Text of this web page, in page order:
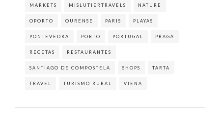
MARKETS MISLUTIERTRAVELS NATURE
OPORTO OURENSE PARIS PLAYAS
PONTEVEDRA PORTO PORTUGAL PRAGA
RECETAS RESTAURANTES
SANTIAGO DE COMPOSTELA SHOPS TARTA
TRAVEL TURISMO RURAL VIENA